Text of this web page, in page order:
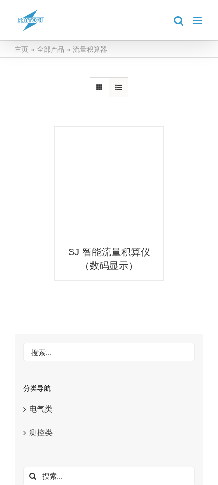
主页 » 全部产品 » 流量积算器
SJ 智能流量积算仪
（数码显示）
分类导航
电气类
测控类
搜